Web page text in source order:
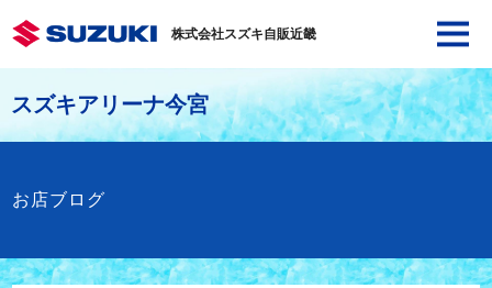
株式会社スズキ自販近畿
スズキアリーナ今宮
お店ブログ